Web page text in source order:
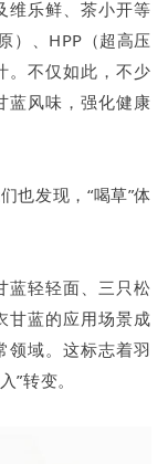
维乐鲜、茶小开等
）、HPP（超高压
。不仅如此，不少
蓝风味，强化健康
也发现，“喝草”体
蓝轻轻面、三只松
甘蓝的应用场景成
领域。这标志着羽
”转变。